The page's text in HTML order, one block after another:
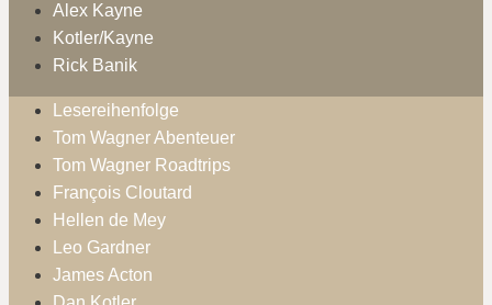
Alex Kayne
Kotler/Kayne
Rick Banik
Lesereihenfolge
Tom Wagner Abenteuer
Tom Wagner Roadtrips
François Cloutard
Hellen de Mey
Leo Gardner
James Acton